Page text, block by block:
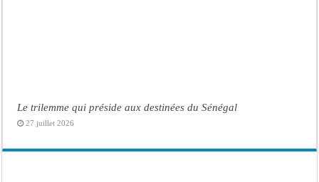
Le trilemme qui préside aux destinées du Sénégal
27 juillet 2026